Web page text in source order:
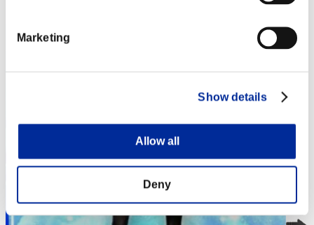
Marketing
Show details
Allow all
Deny